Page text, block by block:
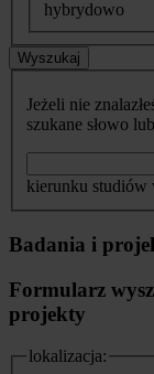
hybrydowo
Wyszukaj
Jeżeli nie
szukane słowo
kierunku studiów
Badania i
Formularz
projekty
lokalizacja: